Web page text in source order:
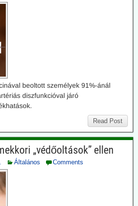
beoltott személyek 91%-ánál
diszfunkcióval járó
Read Post
„védőoltások” ellen
Általános Comments